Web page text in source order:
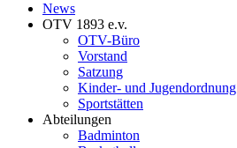
News
OTV 1893 e.v.
OTV-Büro
Vorstand
Satzung
Kinder- und Jugendordnung
Sportstätten
Abteilungen
Badminton